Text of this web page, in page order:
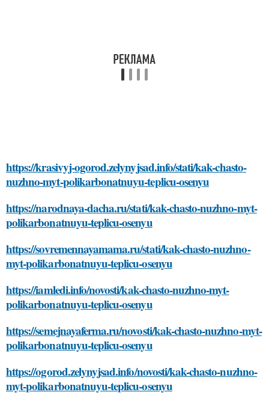
https://krasivyj-ogorod.zelynyjsad.info/stati/kak-chasto-
nuzhno-myt-polikarbonatnuyu-teplicu-osenyu
https://narodnaya-dacha.ru/stati/kak-chasto-nuzhno-myt-
polikarbonatnuyu-teplicu-osenyu
https://sovremennayamama.ru/stati/kak-chasto-nuzhno-
myt-polikarbonatnuyu-teplicu-osenyu
https://iamledi.info/novosti/kak-chasto-nuzhno-myt-
polikarbonatnuyu-teplicu-osenyu
https://semejnayaferma.ru/novosti/kak-chasto-nuzhno-myt-
polikarbonatnuyu-teplicu-osenyu
https://ogorod.zelynyjsad.info/novosti/kak-chasto-nuzhno-
myt-polikarbonatnuyu-teplicu-osenyu